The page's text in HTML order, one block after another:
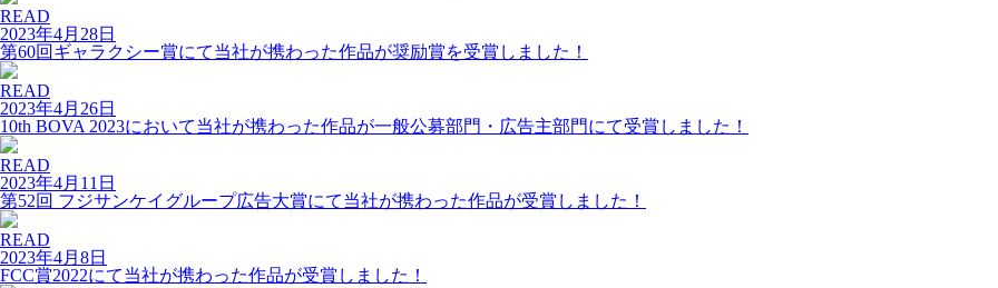
READ
2023年4月28日
第60回ギャラクシー賞にて当社が携わった作品が奨励賞を受賞しました！
READ
2023年4月26日
10th BOVA 2023において当社が携わった作品が一般公募部門・広告主部門にて受賞しました！
READ
2023年4月11日
第52回 フジサンケイグループ広告大賞にて当社が携わった作品が受賞しました！
READ
2023年4月8日
FCC賞2022にて当社が携わった作品が受賞しました！